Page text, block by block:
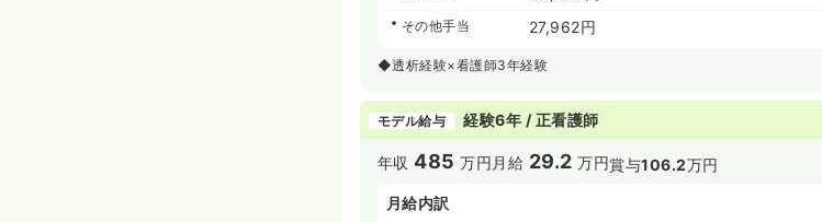
その他手当 27,962円
◆透析経験×看護師3年経験
モデル給与 経験6年 / 正看護師
年収485 万円 月給 29.2 万円賞与106.2万円
月給内訳